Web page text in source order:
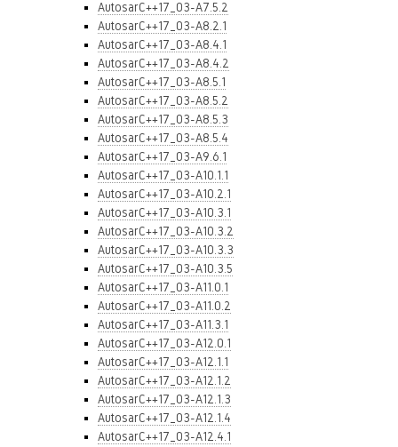
AutosarC++17_03-A7.5.2
AutosarC++17_03-A8.2.1
AutosarC++17_03-A8.4.1
AutosarC++17_03-A8.4.2
AutosarC++17_03-A8.5.1
AutosarC++17_03-A8.5.2
AutosarC++17_03-A8.5.3
AutosarC++17_03-A8.5.4
AutosarC++17_03-A9.6.1
AutosarC++17_03-A10.1.1
AutosarC++17_03-A10.2.1
AutosarC++17_03-A10.3.1
AutosarC++17_03-A10.3.2
AutosarC++17_03-A10.3.3
AutosarC++17_03-A10.3.5
AutosarC++17_03-A11.0.1
AutosarC++17_03-A11.0.2
AutosarC++17_03-A11.3.1
AutosarC++17_03-A12.0.1
AutosarC++17_03-A12.1.1
AutosarC++17_03-A12.1.2
AutosarC++17_03-A12.1.3
AutosarC++17_03-A12.1.4
AutosarC++17_03-A12.4.1